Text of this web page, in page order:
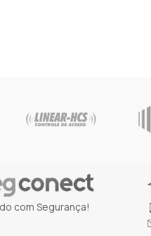
com Segurança!